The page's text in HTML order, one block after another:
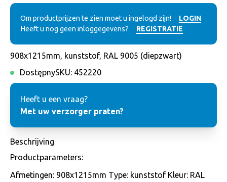
Om productprijzen te zien moet u ingelogd zijn!
LOGIN
Heeft u nog geen inloggegevens?
REGISTRATIE
908x1215mm, kunststof, RAL 9005 (diepzwart)
DostępnySKU: 452220
Heeft u een vraag?
Met uw verzorger praten?
Beschrijving
Productparameters:
Afmetingen: 908x1215mm Type: kunststof Kleur: RAL